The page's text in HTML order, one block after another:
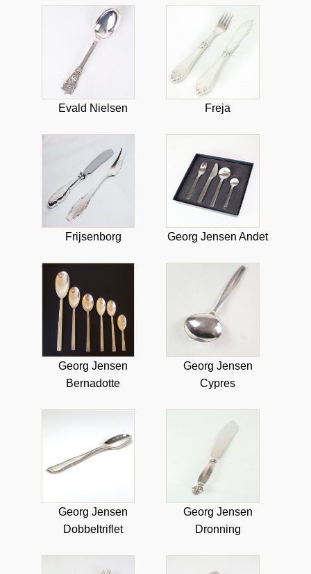
Evald Nielsen Freja
Frijsenborg Georg Jensen Andet
Georg Jensen
Bernadotte
Georg Jensen
Cypres
Georg Jensen
Dobbeltriflet
Georg Jensen
Dronning